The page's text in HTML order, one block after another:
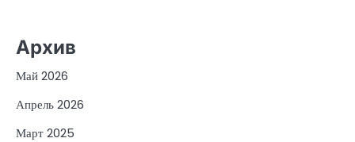
Архив
Май 2026
Апрель 2026
Март 2025